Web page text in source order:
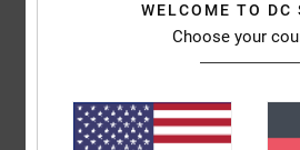
Durchschnittliche
5.0
WELCOME TO DC
Choose your